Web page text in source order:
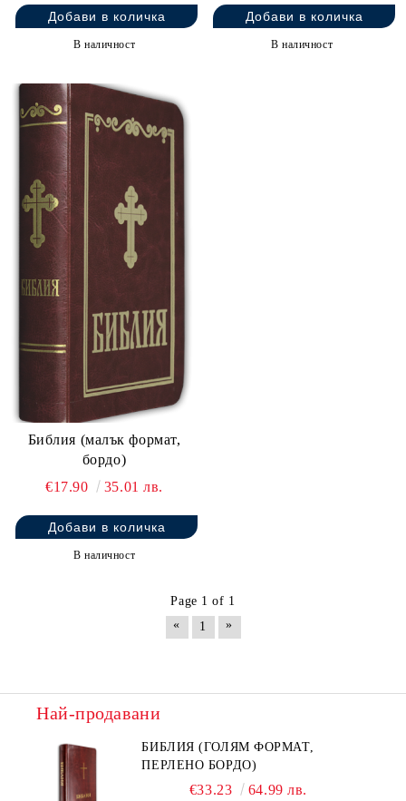
В наличност В наличност
Библия (малък формат,
бордо)
€17.90
35.01 лв.
В наличност
Page 1 of 1
«
1 »
Най-продавани
БИБЛИЯ (ГОЛЯМ ФОРМАТ,
ПЕРЛЕНО БОРДО)
€33.23 64.99 лв.